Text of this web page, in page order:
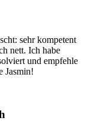
sehr kompetent
nett. Ich habe
und empfehle
Jasmin!